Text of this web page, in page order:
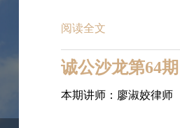
阅读全文
本期讲师：廖淑姣律师